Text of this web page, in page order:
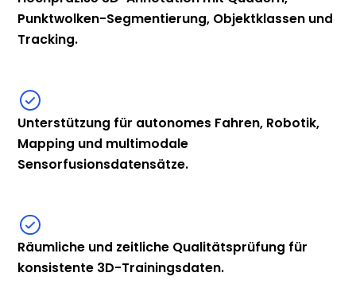
Punktwolken-Segmentierung, Objektklassen und
Tracking.
Unterstützung für autonomes Fahren, Robotik,
Mapping und multimodale
Sensorfusionsdatensätze.
Räumliche und zeitliche Qualitätsprüfung für
konsistente 3D-Trainingsdaten.